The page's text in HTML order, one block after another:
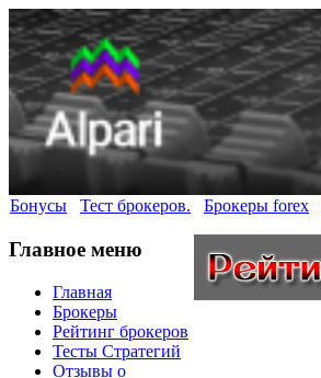
Бонусы Тест брокеров. Брокеры forex
Главное меню
Главная
Брокеры
Рейтинг брокеров
Тесты Стратегий
Отзывы о